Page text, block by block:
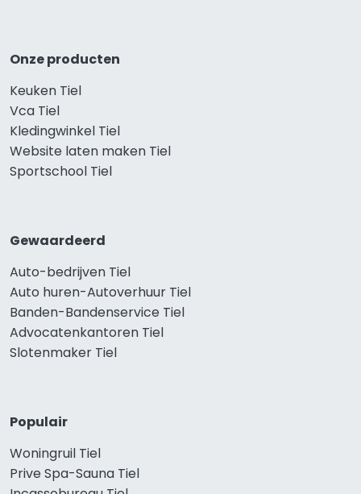
Onze producten
Keuken Tiel
Vca Tiel
Kledingwinkel Tiel
Website laten maken Tiel
Sportschool Tiel
Gewaardeerd
Auto-bedrijven Tiel
Auto huren-Autoverhuur Tiel
Banden-Bandenservice Tiel
Advocatenkantoren Tiel
Slotenmaker Tiel
Populair
Woningruil Tiel
Prive Spa-Sauna Tiel